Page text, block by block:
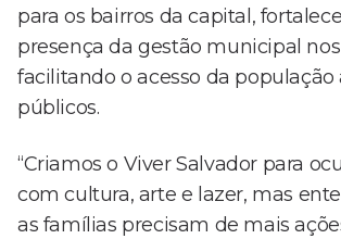
para os bairros da capital,
presença da gestão municipal
facilitando o acesso da população
públicos.
“Criamos o Viver Salvador para
com cultura, arte e lazer, mas
as famílias precisam de mais